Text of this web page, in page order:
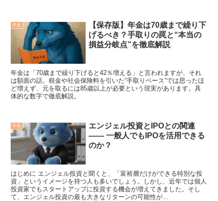
年金
【保存版】年金は70歳まで繰り下
げるべき？手取りの罠と“本当の
損益分岐点”を徹底解説
年金は「70歳まで繰り下げると42％増える」と言われますが、それ
は額面の話。税金や社会保険料を引いた“手取りベース”では思ったほ
ど増えず、元を取るには85歳以上が必要という現実があります。具
体的な数字で徹底解説。
年金
エンジェル投資とIPOとの関連
—— 一般人でもIPOを活用できる
のか？
はじめに エンジェル投資と聞くと、「富裕層だけができる特別な投
資」というイメージを持つ人も多いでしょう。しかし、近年では個人
投資家でもスタートアップに投資する機会が増えてきました。そし
て、エンジェル投資の最も大きなリターンの可能性が...